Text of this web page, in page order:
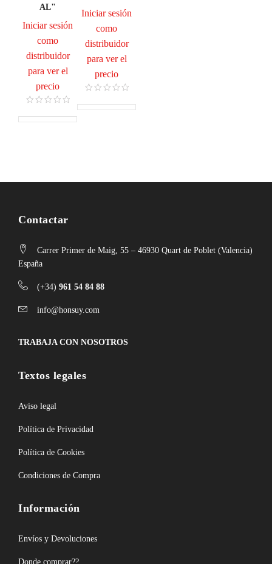
AL"
Iniciar sesión
como
distribuidor
para ver el
precio
Iniciar sesión
como
distribuidor
para ver el
precio
Contactar
Carrer Primer de Maig, 55 – 46930 Quart de Poblet (Valencia)
España
(+34) 961 54 84 88
info@honsuy.com
TRABAJA CON NOSOTROS
Textos legales
Aviso legal
Política de Privacidad
Política de Cookies
Condiciones de Compra
Información
Envíos y Devoluciones
Donde comprar??